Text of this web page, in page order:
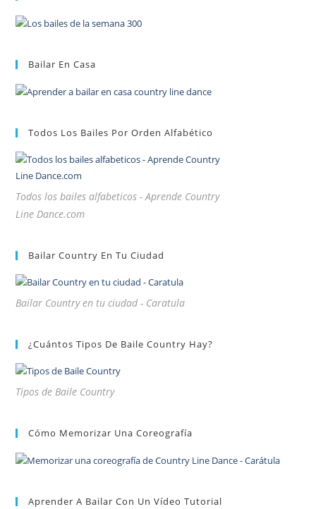
Bailar En Casa
Todos Los Bailes Por Orden Alfabético
Todos los bailes alfabeticos - Aprende Country
Line Dance.com
Bailar Country En Tu Ciudad
Bailar Country en tu ciudad - Caratula
¿Cuántos Tipos De Baile Country Hay?
Tipos de Baile Country
Cómo Memorizar Una Coreografía
Aprender A Bailar Con Un Vídeo Tutorial